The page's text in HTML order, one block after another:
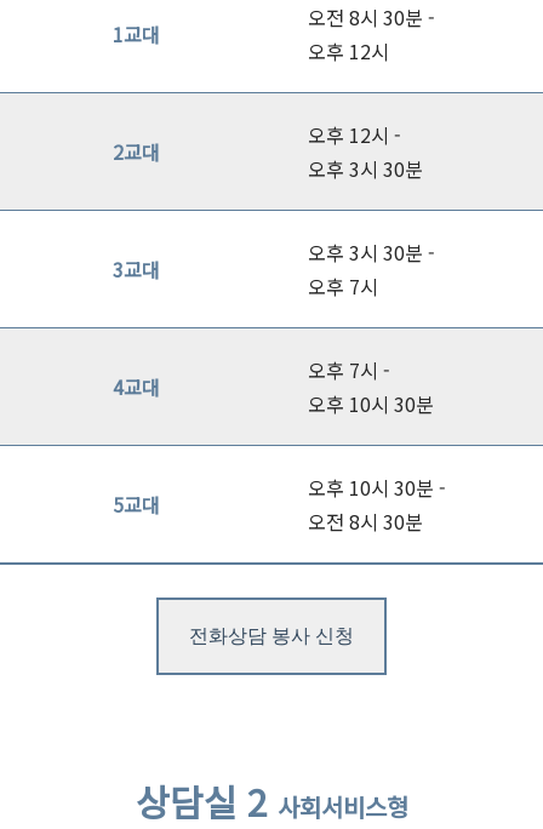
1교대
오전 8시 30분 -
오후 12시
2교대
오후 12시 -
오후 3시 30분
3교대
오후 3시 30분 -
오후 7시
4교대
오후 7시 -
오후 10시 30분
5교대
오후 10시 30분 -
오전 8시 30분
전화상담 봉사 신청
상담실 2 사회서비스형